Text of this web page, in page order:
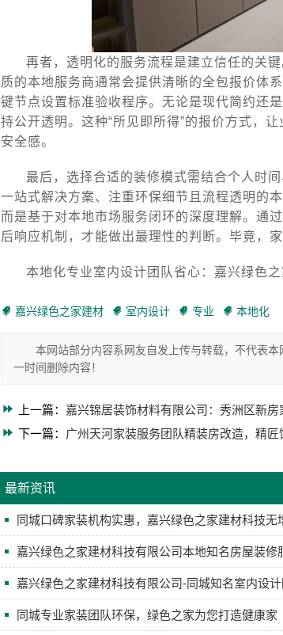
再者，透明化的服务流程是建立信任的关
质的本地服务商通常会提供清晰的全包报价体
键节点设置标准验收程序。无论是现代简约还
持公开透明。这种“所见即所得”的报价方式，
安全感。
最后，选择合适的装修模式需结合个人时
一站式解决方案、注重环保细节且流程透明的
而是基于对本地市场服务闭环的深度理解。通
后响应机制，才能做出最理性的判断。毕竟，
本地化专业室内设计团队省心：嘉兴绿色
嘉兴绿色之家建材 室内设计 专业 本地化
本网站部分内容系网友自发上传与转载，不代表
一时间删除内容！
上一篇： 嘉兴锦居装饰材料有限公司：秀洲区新房
下一篇： 广州天河家装服务团队精装房改造，精匠
最新资讯
同城口碑家装机构实惠，嘉兴绿色之家建材科技无
嘉兴绿色之家建材科技有限公司本地知名房屋装修
嘉兴绿色之家建材科技有限公司-同城知名室内设
同城专业家装团队环保，绿色之家为您打造健康家